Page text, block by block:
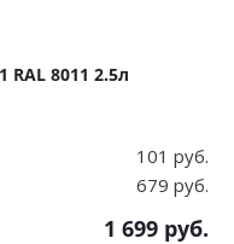
8011 2.5л
101 руб.
679 руб.
1 699 руб.